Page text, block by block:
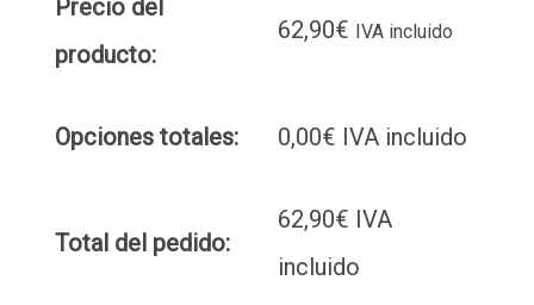
Precio del
producto:
62,90€ IVA incluido
Opciones totales: 0,00€ IVA incluido
Total del pedido:
62,90€ IVA
incluido